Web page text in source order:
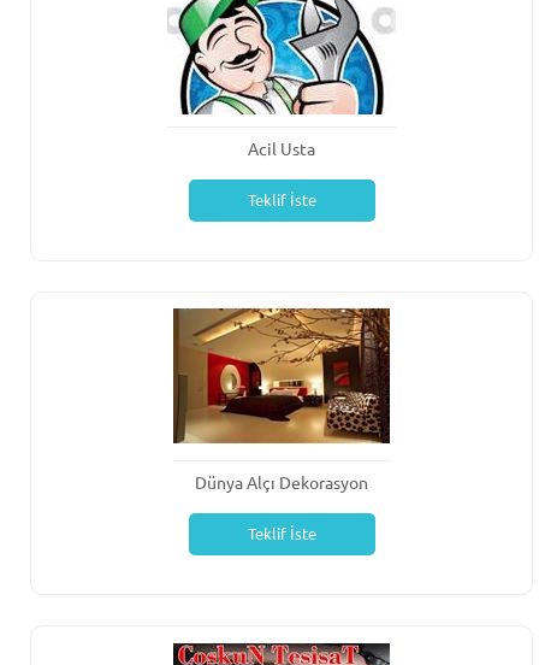
Acil Usta
Teklif İste
Dünya Alçı Dekorasyon
Teklif İste